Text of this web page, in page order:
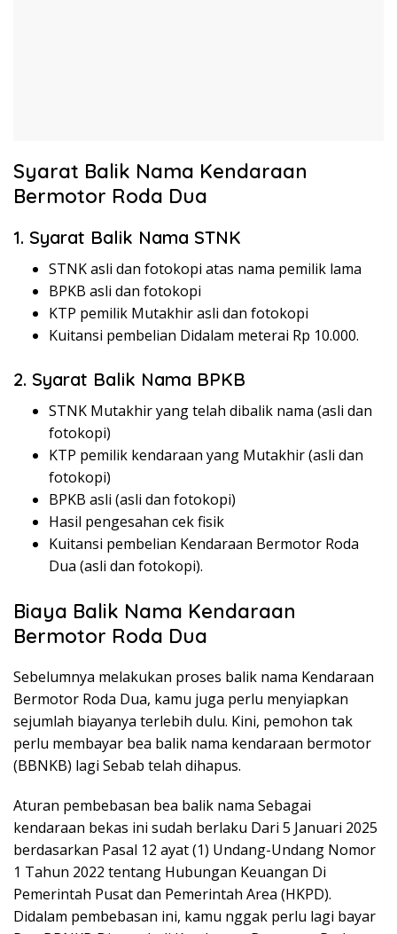
Syarat Balik Nama Kendaraan
Bermotor Roda Dua
1. Syarat Balik Nama STNK
STNK asli dan fotokopi atas nama pemilik lama
BPKB asli dan fotokopi
KTP pemilik Mutakhir asli dan fotokopi
Kuitansi pembelian Didalam meterai Rp 10.000.
2. Syarat Balik Nama BPKB
STNK Mutakhir yang telah dibalik nama (asli dan
fotokopi)
KTP pemilik kendaraan yang Mutakhir (asli dan
fotokopi)
BPKB asli (asli dan fotokopi)
Hasil pengesahan cek fisik
Kuitansi pembelian Kendaraan Bermotor Roda
Dua (asli dan fotokopi).
Biaya Balik Nama Kendaraan
Bermotor Roda Dua
Sebelumnya melakukan proses balik nama Kendaraan
Bermotor Roda Dua, kamu juga perlu menyiapkan
sejumlah biayanya terlebih dulu. Kini, pemohon tak
perlu membayar bea balik nama kendaraan bermotor
(BBNKB) lagi Sebab telah dihapus.
Aturan pembebasan bea balik nama Sebagai
kendaraan bekas ini sudah berlaku Dari 5 Januari 2025
berdasarkan Pasal 12 ayat (1) Undang-Undang Nomor
1 Tahun 2022 tentang Hubungan Keuangan Di
Pemerintah Pusat dan Pemerintah Area (HKPD).
Didalam pembebasan ini, kamu nggak perlu lagi bayar